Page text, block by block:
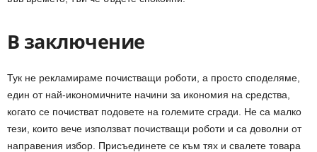
В заключение
Тук не рекламираме почистващи роботи, а просто споделяме,
един от най-икономичните начини за икономия на средства,
когато се почистват подовете на големите сгради. Не са малко
тези, които вече използват почистващи роботи и са доволни от
направения избор. Присъединете се към тях и свалете товара